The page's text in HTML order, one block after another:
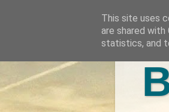
This site uses
are shared
statistics, and